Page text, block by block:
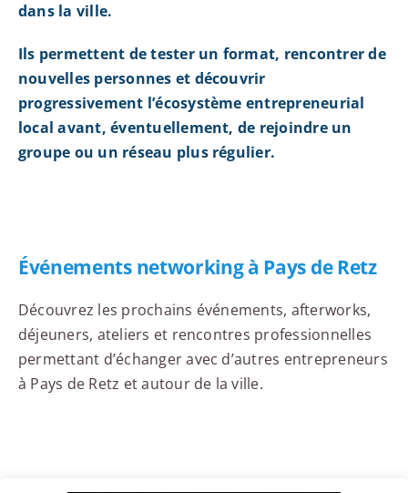
dans la ville.
Ils permettent de tester un format, rencontrer de
nouvelles personnes et découvrir
progressivement l’écosystème entrepreneurial
local avant, éventuellement, de rejoindre un
groupe ou un réseau plus régulier.
Événements networking à Pays de Retz
Découvrez les prochains événements, afterworks,
déjeuners, ateliers et rencontres professionnelles
permettant d’échanger avec d’autres entrepreneurs
à Pays de Retz et autour de la ville.